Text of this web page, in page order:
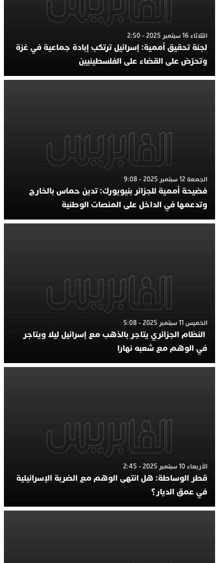
الثلاثاء 16 سبتمبر 2025 - 2:50
لجنة تحقيق أممية: إسرائيل ترتكب إبادة جماعية في غزة
وتحرّض على القضاء على الفلسطينيين
الجمعة 12 سبتمبر 2025 - 9:08
فضيحة أممية للجزائر بنيويورك: تدين حماس بالخارج
وتدعمها في الداخل على المنصات الوطنية
الخميس 11 سبتمبر 2025 - 5:08
النظام الجزائري يتاجر بالذهب مع إسرائيل ليلا ويتاجر
في الوهم مع شعبه نهارا
الأربعاء 10 سبتمبر 2025 - 2:45
قطر الوساطة: هل انتهى الوهم مع الضربة الإسرائيلية
في عمق الديار؟